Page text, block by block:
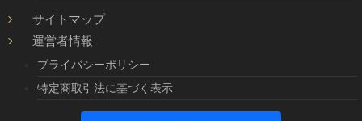
サイトマップ
運営者情報
プライバシーポリシー
特定商取引法に基づく表示